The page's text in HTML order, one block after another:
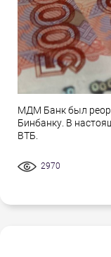
МДМ Банк был
Бинбанку. В
ВТБ.
2970